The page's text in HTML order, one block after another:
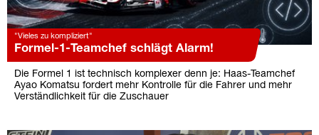
"Vieles zu kompliziert"
Formel-1-Teamchef schlägt Alarm!
Die Formel 1 ist technisch komplexer denn je: Haas-Teamchef
Ayao Komatsu fordert mehr Kontrolle für die Fahrer und mehr
Verständlichkeit für die Zuschauer